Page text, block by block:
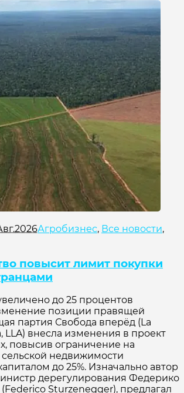
Агробизнес, Все новости,
повысит лимит покупки
до 25 процентов
позиции правящей
партия Свобода вперёд (La
LLA) внесла изменения в проект
повысив ограничение на
недвижимости
до 25%. Изначально автор
дерегулирования Федерико
Sturzenegger), предлагал